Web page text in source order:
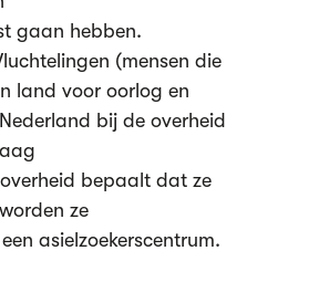
gaan hebben.
(mensen die
land voor oorlog en
bij de overheid
bepaalt dat ze
ze
asielzoekerscentrum.